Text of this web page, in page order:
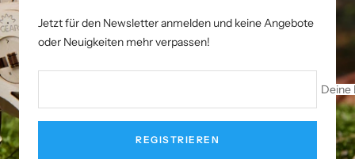
Jetzt für den Newsletter anmelden und keine Angebote
oder Neuigkeiten mehr verpassen!
Deine
REGISTRIEREN